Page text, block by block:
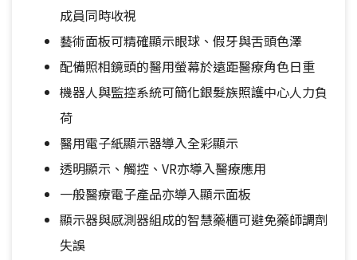
成員同時收視
藝術面板可精確顯示眼球、假牙與舌頭色澤
配備照相鏡頭的醫用螢幕於遠距醫療角色日重
機器人與監控系統可簡化銀髮族照護中心人力負
荷
醫用電子紙顯示器導入全彩顯示
透明顯示、觸控、VR亦導入醫療應用
一般醫療電子產品亦導入顯示面板
顯示器與感測器組成的智慧藥櫃可避免藥師調劑
失誤